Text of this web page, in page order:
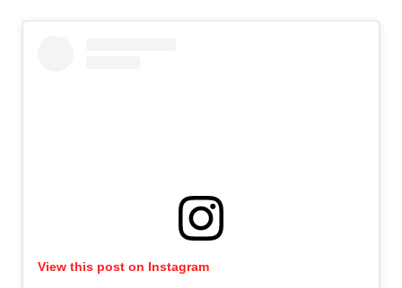
View this post on Instagram